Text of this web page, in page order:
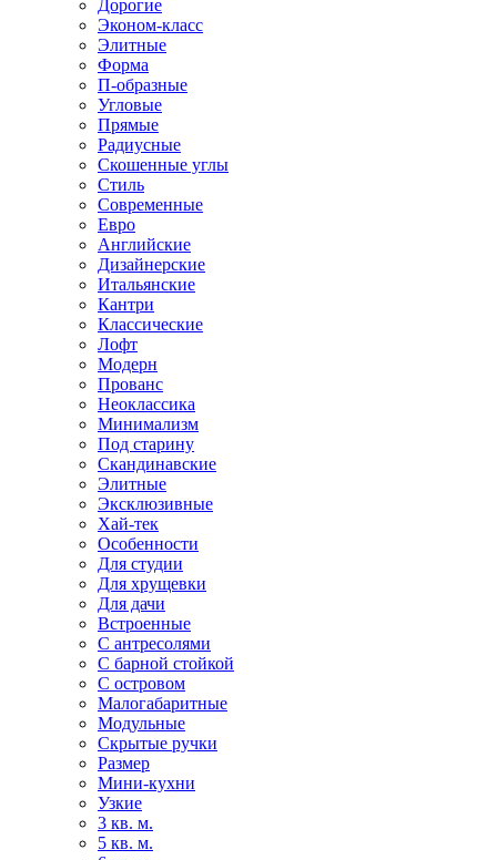
Дорогие
Эконом-класс
Элитные
Форма
П-образные
Угловые
Прямые
Радиусные
Скошенные углы
Стиль
Современные
Евро
Английские
Дизайнерские
Итальянские
Кантри
Классические
Лофт
Модерн
Прованс
Неоклассика
Минимализм
Под старину
Скандинавские
Элитные
Эксклюзивные
Хай-тек
Особенности
Для студии
Для хрущевки
Для дачи
Встроенные
С антресолями
С барной стойкой
С островом
Малогабаритные
Модульные
Скрытые ручки
Размер
Мини-кухни
Узкие
3 кв. м.
5 кв. м.